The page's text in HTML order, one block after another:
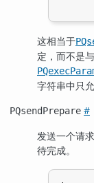
这相当于
定，而不是
字符串中只
PQsendPrepare #
发送一个请
待完成。